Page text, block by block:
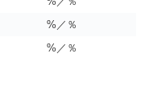
%／％
%／％